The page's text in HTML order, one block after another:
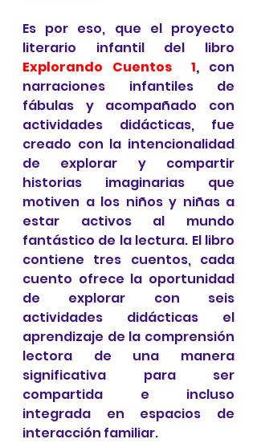
Es por eso, que el proyecto
Explorando Cuentos  1, con
narraciones infantiles de
fábulas y acompañado con
actividades didácticas, fue
creado con la intencionalidad
de explorar y compartir
historias imaginarias que
motiven a los niños y niñas a
estar activos al mundo
fantástico de la lectura. El libro
contiene tres cuentos, cada
cuento ofrece la oportunidad
de explorar con seis
actividades didácticas el
aprendizaje de la comprensión
lectora de una manera
significativa para ser
compartida e incluso
integrada en espacios de
interacción familiar.